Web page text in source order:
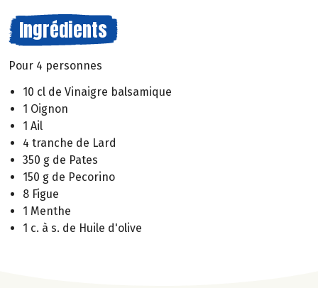
Ingrédients
Pour 4 personnes
10 cl de Vinaigre balsamique
1 Oignon
1 Ail
4 tranche de Lard
350 g de Pates
150 g de Pecorino
8 Figue
1 Menthe
1 c. à s. de Huile d'olive